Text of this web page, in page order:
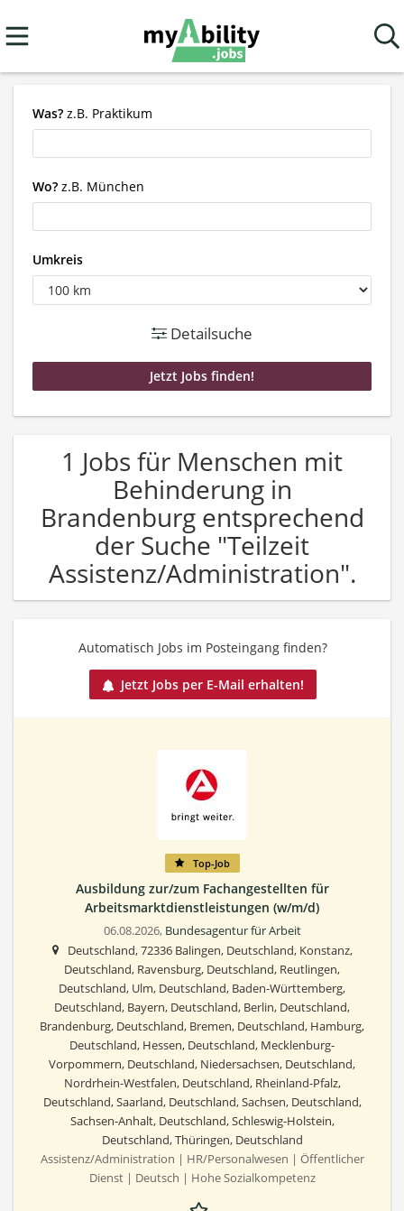
Was? z.B. Praktikum
Wo? z.B. München
Umkreis
Detailsuche
1 Jobs für Menschen mit
Behinderung in
Brandenburg entsprechend
der Suche "Teilzeit
Assistenz/Administration".
Automatisch Jobs im Posteingang finden?
Jetzt Jobs per E-Mail erhalten!
Top-Job
Ausbildung zur/zum Fachangestellten für
Arbeitsmarktdienstleistungen (w/m/d)
06.08.2026, Bundesagentur für Arbeit
Deutschland, 72336 Balingen, Deutschland, Konstanz,
Deutschland, Ravensburg, Deutschland, Reutlingen,
Deutschland, Ulm, Deutschland, Baden-Württemberg,
Deutschland, Bayern, Deutschland, Berlin, Deutschland,
Brandenburg, Deutschland, Bremen, Deutschland, Hamburg,
Deutschland, Hessen, Deutschland, Mecklenburg-
Vorpommern, Deutschland, Niedersachsen, Deutschland,
Nordrhein-Westfalen, Deutschland, Rheinland-Pfalz,
Deutschland, Saarland, Deutschland, Sachsen, Deutschland,
Sachsen-Anhalt, Deutschland, Schleswig-Holstein,
Deutschland, Thüringen, Deutschland
Assistenz/Administration | HR/Personalwesen | Öffentlicher
Dienst | Deutsch | Hohe Sozialkompetenz